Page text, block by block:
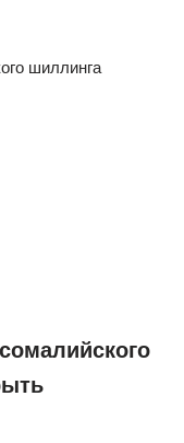
шиллинга